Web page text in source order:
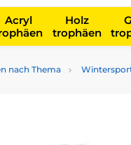
Acryl
Holz
trophäen
nach Thema